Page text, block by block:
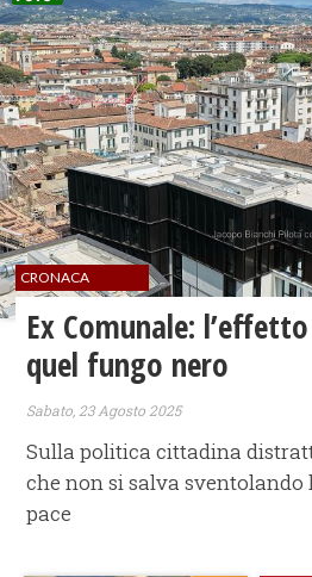
CRONACA
Ex Comunale:
quel fungo nero
Sabato, 23 Agosto 2025
Sulla politica cittadina
che non si salva sventolando
pace